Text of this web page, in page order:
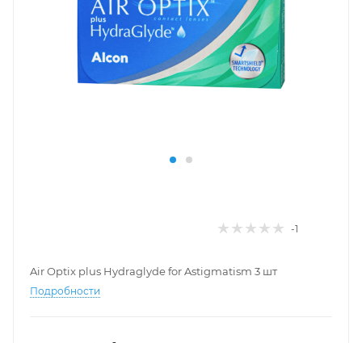
-1
Air Optix plus Hydraglyde for Astigmatism 3 шт
Подробности